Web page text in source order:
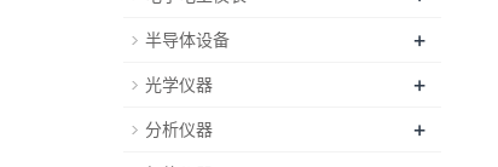
半导体设备 +
光学仪器 +
分析仪器 +